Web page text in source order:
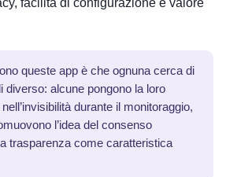
facilità di configurazione e valore
queste app è che ognuna cerca di
diverso: alcune pongono la loro
durante il monitoraggio,
l’idea del consenso
trasparenza come caratteristica